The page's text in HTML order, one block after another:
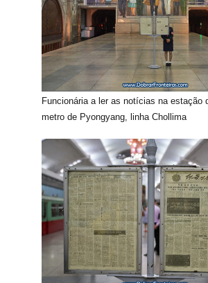
Funcionária a ler as notícias na estação
metro de Pyongyang, linha Chollima